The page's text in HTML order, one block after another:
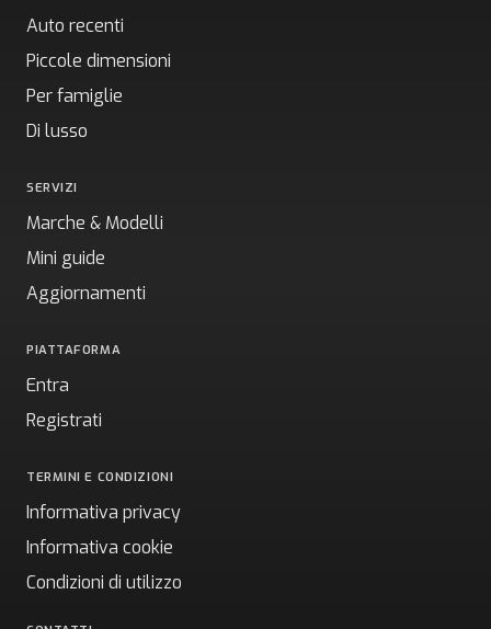
Auto recenti
Piccole dimensioni
Per famiglie
Di lusso
SERVIZI
Marche & Modelli
Mini guide
Aggiornamenti
PIATTAFORMA
Entra
Registrati
TERMINI E CONDIZIONI
Informativa privacy
Informativa cookie
Condizioni di utilizzo